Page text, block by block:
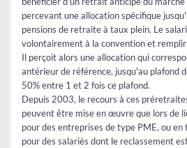
percevant une allocation spécifique
pensions de retraite à taux plein. Le
volontairement à la convention et
Il perçoit alors une allocation qui
antérieur de référence, jusqu'au plafond
50% entre 1 et 2 fois ce plafond.
Depuis 2003, le recours à ces
peuvent être mise en œuvre que lors de
pour des entreprises de type PME, ou
pour des salariés dont le reclassement